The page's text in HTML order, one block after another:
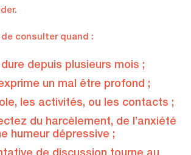
consulter quand :
depuis plusieurs mois ;
un mal être profond ;
les activités, ou les contacts ;
du harcèlement, de l’anxiété
humeur dépressive ;